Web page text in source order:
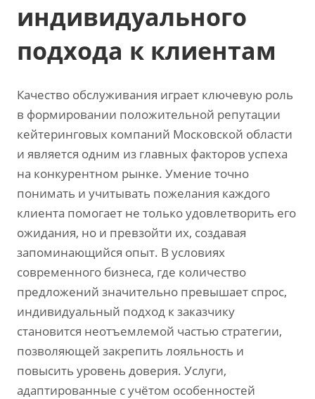
индивидуального
подхода к клиентам
Качество обслуживания играет ключевую роль
в формировании положительной репутации
кейтеринговых компаний Московской области
и является одним из главных факторов успеха
на конкурентном рынке. Умение точно
понимать и учитывать пожелания каждого
клиента помогает не только удовлетворить его
ожидания‚ но и превзойти их‚ создавая
запоминающийся опыт. В условиях
современного бизнеса‚ где количество
предложений значительно превышает спрос‚
индивидуальный подход к заказчику
становится неотъемлемой частью стратегии‚
позволяющей закрепить лояльность и
повысить уровень доверия. Услуги‚
адаптированные с учётом особенностей